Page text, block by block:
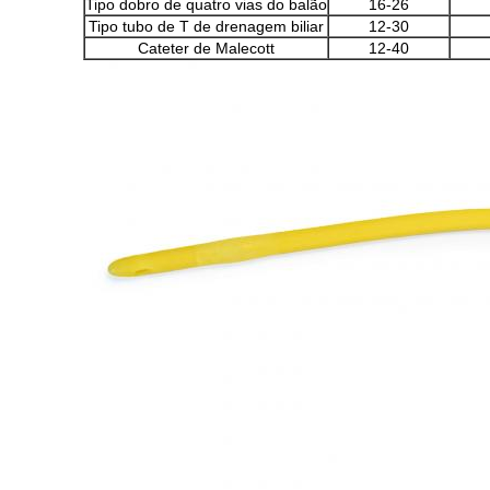
Tipo dobro de quatro vias do balão
16-26
Tipo tubo de T de drenagem biliar
12-30
Cateter de Malecott
12-40